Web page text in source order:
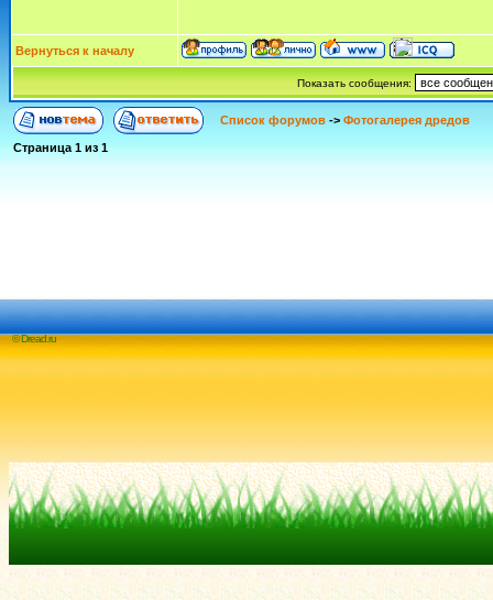
Вернуться к началу
Показать сообщения:
Список форумов -> Фотогалерея дредов
Страница 1 из 1
© Dread.ru